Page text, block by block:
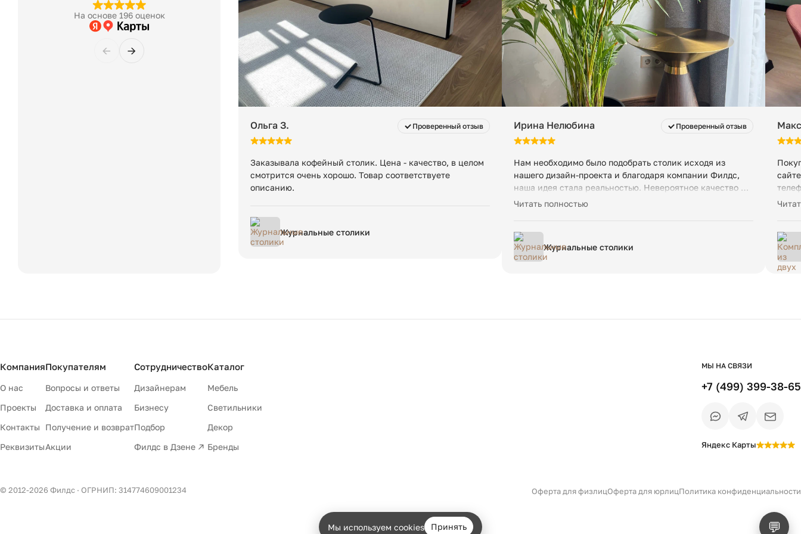
84 кг
если товар занимает менее 1 м³.
На основе 196 оценок
← →
Ольга З. Проверенный отзыв
Заказывала кофейный столик. Цена - качество, в целом
смотрится очень хорошо. Товар соответствуете
описанию.
Журнальные столики
Ирина Нелюбина Проверенный отзыв
Нам необходимо было подобрать столик исходя из
нашего дизайн-проекта и благодаря компании Филдс,
наша идея стала реальностью. Невероятное качество и
красота 😍 и порадовала скорость доставки в
Читать полностью
Журнальные столики
Компания
О нас
Проекты
Контакты
Реквизиты
Покупателям
Вопросы и ответы
Доставка и оплата
Получение и возврат
Акции
Сотрудничество
Дизайнерам
Бизнесу
Подбор
Филдс в Дзене ↗
Каталог
Мебель
Светильники
Декор
Бренды
МЫ НА СВЯЗИ
+7 (499) 399-38-65
Яндекс Карты
© 2012-2026 Филдс · ОГРНИП: 314774609001234 Оферта для физлицОферта для юрлицПолитика конфиденциальности
💬
Мы используем cookies Принять